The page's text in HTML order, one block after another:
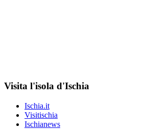
Visita l'isola d'Ischia
Ischia.it
Visitischia
Ischianews